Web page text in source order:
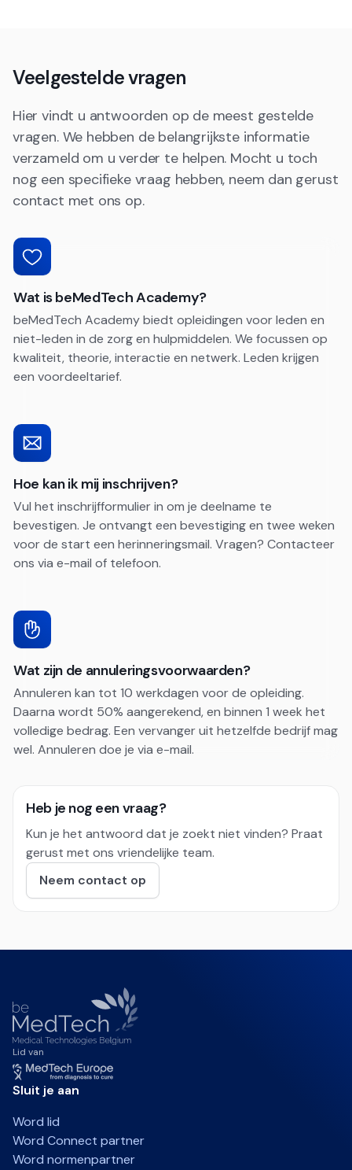
Veelgestelde vragen
Hier vindt u antwoorden op de meest gestelde
vragen. We hebben de belangrijkste informatie
verzameld om u verder te helpen. Mocht u toch
nog een specifieke vraag hebben, neem dan gerust
contact met ons op.
Wat is beMedTech Academy?
beMedTech Academy biedt opleidingen voor leden en
niet-leden in de zorg en hulpmiddelen. We focussen op
kwaliteit, theorie, interactie en netwerk. Leden krijgen
een voordeeltarief.
Hoe kan ik mij inschrijven?
Vul het inschrijfformulier in om je deelname te
bevestigen. Je ontvangt een bevestiging en twee weken
voor de start een herinneringsmail. Vragen? Contacteer
ons via e-mail of telefoon.
Wat zijn de annuleringsvoorwaarden?
Annuleren kan tot 10 werkdagen voor de opleiding.
Daarna wordt 50% aangerekend, en binnen 1 week het
volledige bedrag. Een vervanger uit hetzelfde bedrijf mag
wel. Annuleren doe je via e-mail.
Heb je nog een vraag?
Kun je het antwoord dat je zoekt niet vinden? Praat
gerust met ons vriendelijke team.
Neem contact op
Lid van
Sluit je aan
Word lid
Word Connect partner
Word normenpartner